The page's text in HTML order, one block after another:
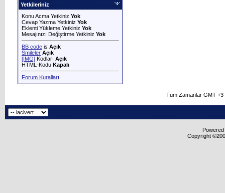
Yetkileriniz
Konu Acma Yetkiniz Yok
Cevap Yazma Yetkiniz Yok
Eklenti Yükleme Yetkiniz Yok
Mesajınızı Değiştirme Yetkiniz Yok
BB code is Açık
Smileler Açık
[IMG] Kodları Açık
HTML-Kodu Kapalı
Forum Kuralları
Tüm Zamanlar GMT
Copyright